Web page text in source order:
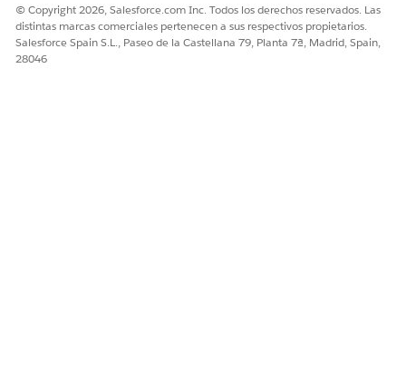
© Copyright 2026, Salesforce.com Inc. Todos los derechos reservados. Las
distintas marcas comerciales pertenecen a sus respectivos propietarios.
Salesforce Spain S.L., Paseo de la Castellana 79, Planta 7ª, Madrid, Spain,
28046